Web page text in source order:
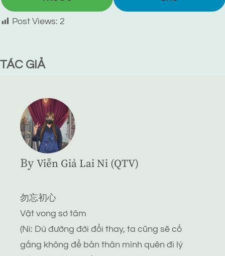
Post Views: 2
TÁC GIẢ
By Viễn Giả Lai Ni (QTV)
勿忘初心
Vật vong sơ tâm
(Ni: Dù đường đời đổi thay, ta cũng sẽ cố
gắng không để bản thân mình quên đi lý